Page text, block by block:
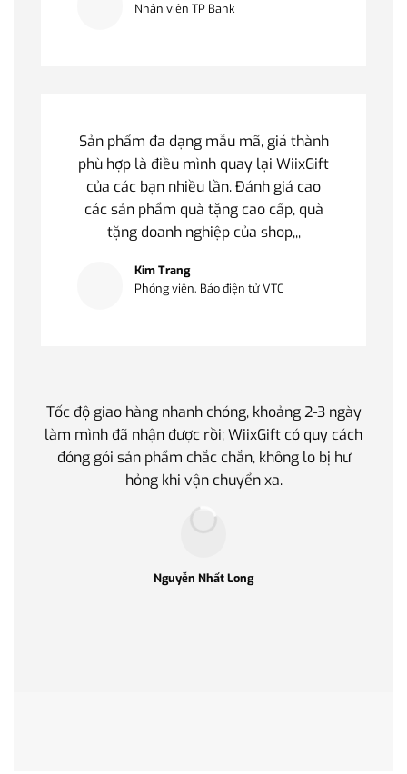
Nhân viên TP Bank
Sản phẩm đa dạng mẫu mã, giá thành
phù hợp là điều mình quay lại WiixGift
của các bạn nhiều lần. Đánh giá cao
các sản phẩm quà tặng cao cấp, quà
tặng doanh nghiệp của shop,,,
Kim Trang
Phóng viên, Báo điện tử VTC
Tốc độ giao hàng nhanh chóng, khoảng 2-3 ngày
làm mình đã nhận được rồi; WiixGift có quy cách
đóng gói sản phẩm chắc chắn, không lo bị hư
hỏng khi vận chuyển xa.
Nguyễn Nhất Long